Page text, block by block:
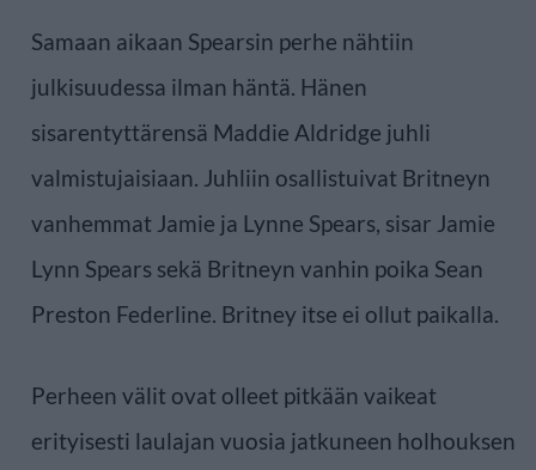
Samaan aikaan Spearsin perhe nähtiin
julkisuudessa ilman häntä. Hänen
sisarentyttärensä Maddie Aldridge juhli
valmistujaisiaan. Juhliin osallistuivat Britneyn
vanhemmat Jamie ja Lynne Spears, sisar Jamie
Lynn Spears sekä Britneyn vanhin poika Sean
Preston Federline. Britney itse ei ollut paikalla.
Perheen välit ovat olleet pitkään vaikeat
erityisesti laulajan vuosia jatkuneen holhouksen